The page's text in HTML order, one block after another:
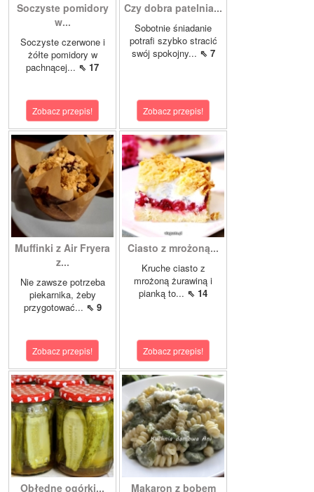
Soczyste pomidory
w...
Soczyste czerwone i
żółte pomidory w
pachnącej... ⇖ 17
Zobacz przepis!
Czy dobra patelnia...
Sobotnie śniadanie
potrafi szybko stracić
swój spokojny... ⇖ 7
Zobacz przepis!
Muffinki z Air Fryera
z...
Nie zawsze potrzeba
piekarnika, żeby
przygotować... ⇖ 9
Zobacz przepis!
Ciasto z mrożoną...
Kruche ciasto z
mrożoną żurawiną i
pianką to... ⇖ 14
Zobacz przepis!
Obłędne ogórki... Makaron z bobem